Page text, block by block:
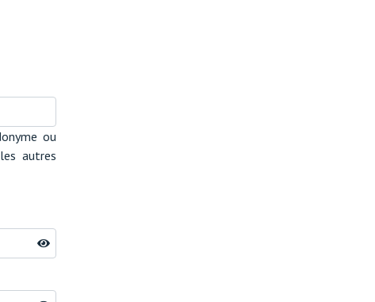
ou
autres